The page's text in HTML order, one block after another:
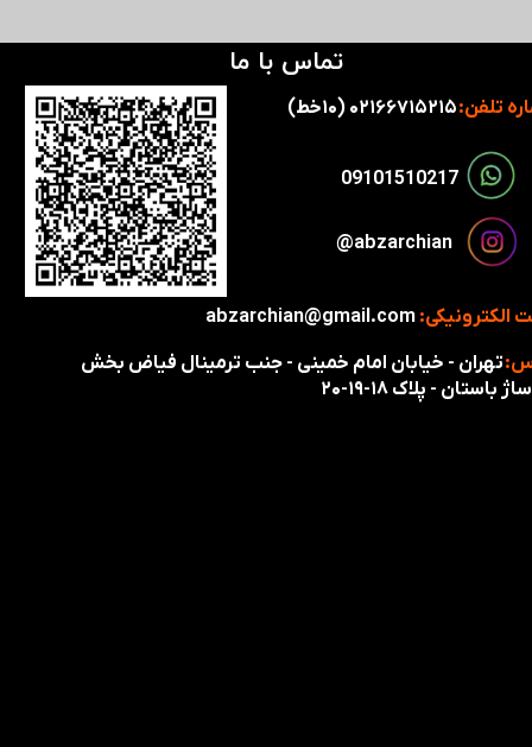
تماس با ما
تلفن:
تهران - خیابان امام خمینی - جنب ترمینال فیاض بخش
باستان - پلاک ۱۸-۱۹-۲۰
الکترونیکی: abzarchian@gmail.com
​​09101510217​​​​​​​
​​​abzarchian@